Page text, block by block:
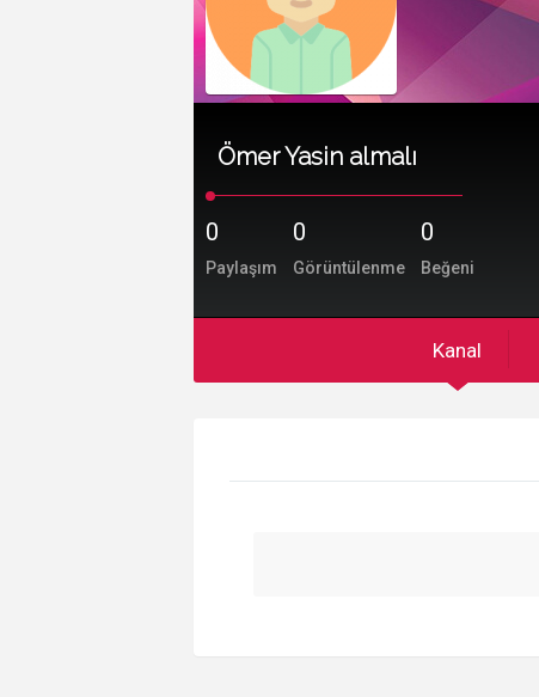
Ömer Yasin almalı
0
Paylaşım
0
Görüntülenme
0
Beğeni
Kanal